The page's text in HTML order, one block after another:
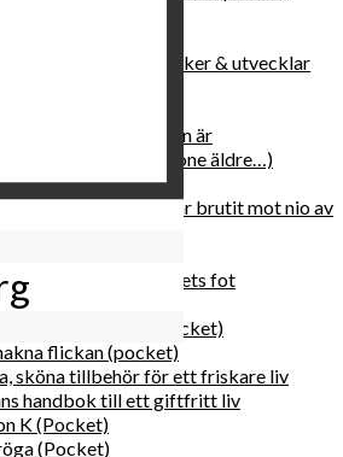
– hur du läker, stärker & utvecklar
blir parisisk var du än är
och klokare (åtminstone äldre…)
kokbok
oss tio bud – jag har brutit mot nio av
vingården vid bergets fot
me
galleriet i solen (pocket)
flickan (pocket)
sköna tillbehör för ett friskare liv
handbok till ett giftfritt liv
K (Pocket)
(Pocket)